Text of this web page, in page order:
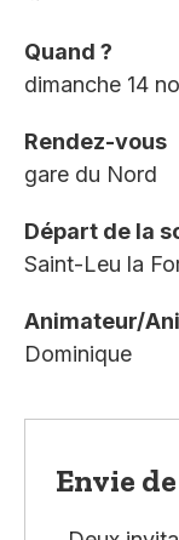
Quand ?
dimanche 14
Rendez-vous
gare du Nord
Départ de la
Saint-Leu la
Animateur/
Dominique
Envie